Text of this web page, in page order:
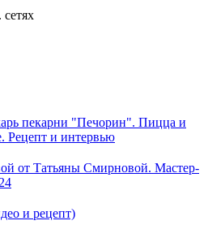
пекарни "Печорин". Пицца и
Рецепт и интервью
от Татьяны Смирновой. Мастер-
и рецепт)